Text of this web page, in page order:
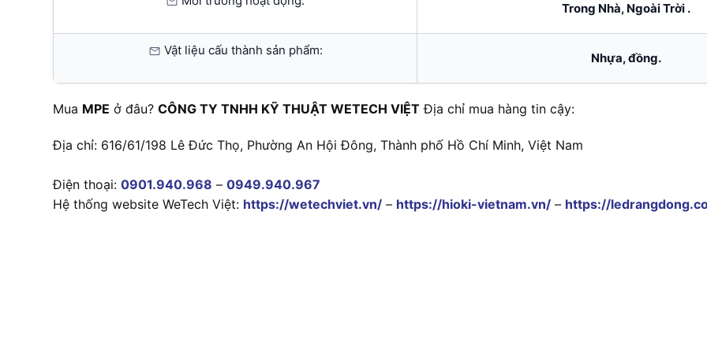
Trong Nhà, Ngoài Trời .
Vật liệu cấu thành sản phẩm:
Nhựa, đồng.
Mua MPE ở đâu? CÔNG TY TNHH KỸ THUẬT WETECH VIỆT Địa chỉ mua hàng tin cậy:
Địa chỉ: 616/61/198 Lê Đức Thọ, Phường An Hội Đông, Thành phố Hồ Chí Minh, Việt Nam
Điện thoại: 0901.940.968 – 0949.940.967
Hệ thống website WeTech Việt: https://wetechviet.vn/ – https://hioki-vietnam.vn/ – https://